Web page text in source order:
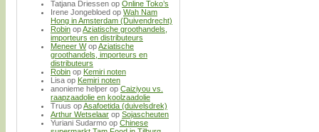
Tatjana Driessen op Online Toko’s
Irene Jongebloed op Wah Nam
Hong in Amsterdam (Duivendrecht)
Robin opAziatische groothandels,
importeurs en distributeurs
Meneer WopAziatische
groothandels, importeurs en
distributeurs
Robin op Kemiri noten
Lisa op Kemiri noten
anonieme helper op Caiziyou vs.
raapzaadolie en koolzaadolie
Truus opAsafoetida (duivelsdrek)
Arthur Wetselaar op Sojascheuten
Yuriani Sudarmo op Chinese